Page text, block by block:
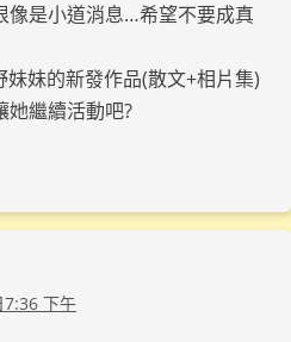
像是小道消息…希望不要成真
妹的新發作品(散文+相片集)
她繼續活動吧?
下午